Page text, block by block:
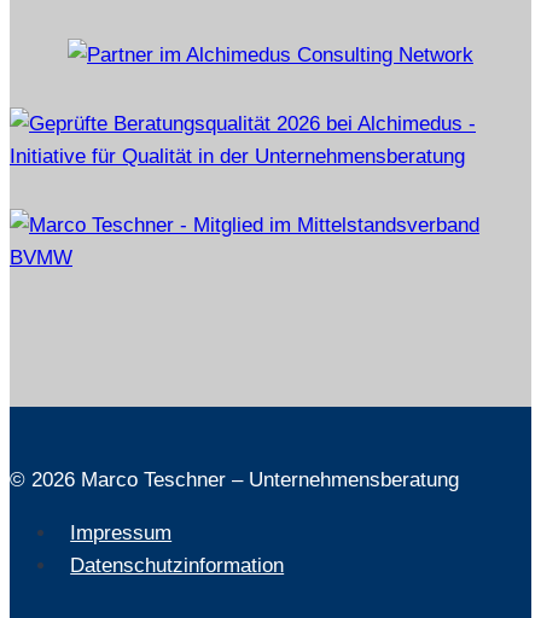
© 2026 Marco Teschner – Unternehmensberatung
Impressum
Datenschutzinformation